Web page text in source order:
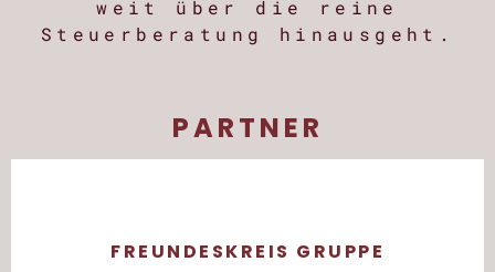
weit über die reine
Steuerberatung hinausgeht.
PARTNER
FREUNDESKREIS GRUPPE